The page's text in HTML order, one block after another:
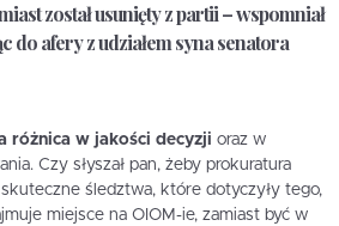
został usunięty z partii – wspomniał
do afery z udziałem syna senatora
różnica w jakości decyzji oraz w
Czy słyszał pan, żeby prokuratura
śledztwa, które dotyczyły tego,
miejsce na OIOM-ie, zamiast być w